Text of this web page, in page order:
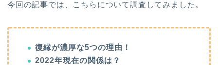
今回の記事では、こちらについて調査してみました。
復縁が濃厚な5つの理由！
2022年現在の関係は？